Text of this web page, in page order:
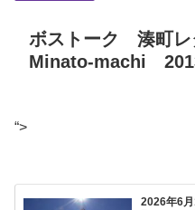
ボストーク 湊町
Minato-machi
“>
2026年6